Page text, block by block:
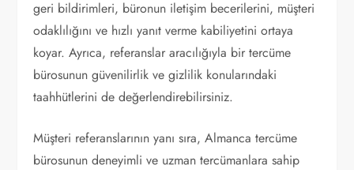
geri bildirimleri, büronun iletişim becerilerini, müşteri
odaklılığını ve hızlı yanıt verme kabiliyetini ortaya
koyar. Ayrıca, referanslar aracılığıyla bir tercüme
bürosunun güvenilirlik ve gizlilik konularındaki
taahhütlerini de değerlendirebilirsiniz.
Müşteri referanslarının yanı sıra, Almanca tercüme
bürosunun deneyimli ve uzman tercümanlara sahip